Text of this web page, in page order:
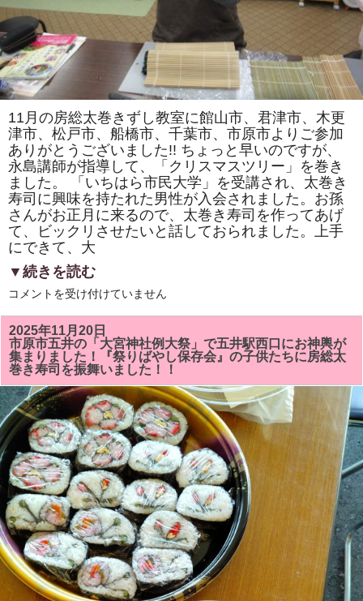
の
駐
場
に
て
「房
総
太
き
ず
し」
を
販
売
し
ま
す！！
は
11月の房総太巻きずし教室に館山市、君津市、木更
津市、松戸市、船橋市、千葉市、市原市よりご参加
ありがとうございました!! ちょっと早いのですが、
永島講師が指導して、「クリスマスツリー」を巻き
ました。 「いちはら市民大学」を受講され、太巻き
寿司に興味を持たれた男性が入会されました。お孫
さんがお正月に来るので、太巻き寿司を作ってあげ
て、ビックリさせたいと話しておられました。上手
にできて、大
▼続きを読む
11
の
房
総
太
巻
き
ず
し
教
室
に
館
山
市、
君
津
市、
木
更
津
市、
松
戸
市、
コメントを受け付けていません
2025年11月20日
市原市五井の「大宮神社例大祭」で五井駅西口にお神輿が
集まりました！『祭りばやし保存会』の子供たちに房総太
巻き寿司を振舞いました！！